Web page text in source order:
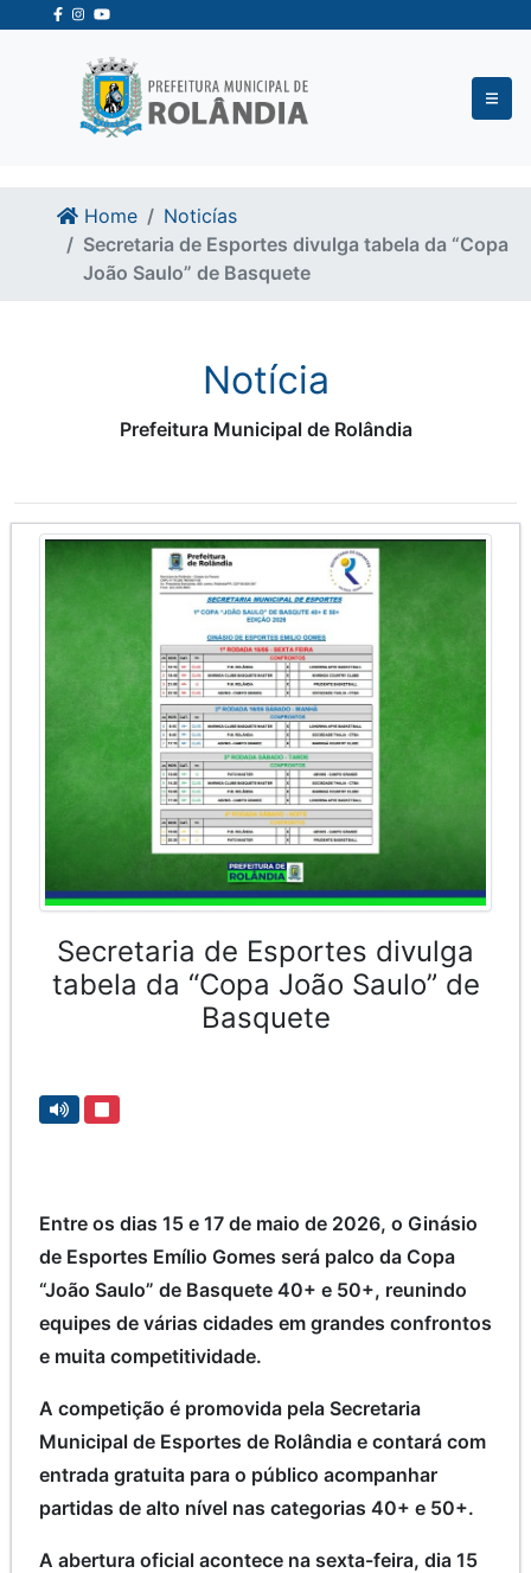
Ir para o conteudo
Ir para o fim do conteudo
Home
Noticías
Secretaria de Esportes divulga tabela da “Copa
João Saulo” de Basquete
Notícia
Prefeitura Municipal de Rolândia
Secretaria de Esportes divulga
tabela da “Copa João Saulo” de
Basquete
Entre os dias 15 e 17 de maio de 2026, o Ginásio
de Esportes Emílio Gomes será palco da Copa
“João Saulo” de Basquete 40+ e 50+, reunindo
equipes de várias cidades em grandes confrontos
e muita competitividade.
A competição é promovida pela Secretaria
Municipal de Esportes de Rolândia e contará com
entrada gratuita para o público acompanhar
partidas de alto nível nas categorias 40+ e 50+.
A abertura oficial acontece na sexta-feira, dia 15